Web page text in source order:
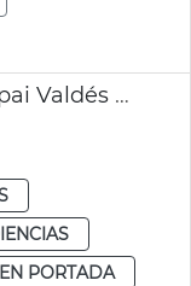
Monolito Manolo Valdés Espai Valdés València
EN PORTADA